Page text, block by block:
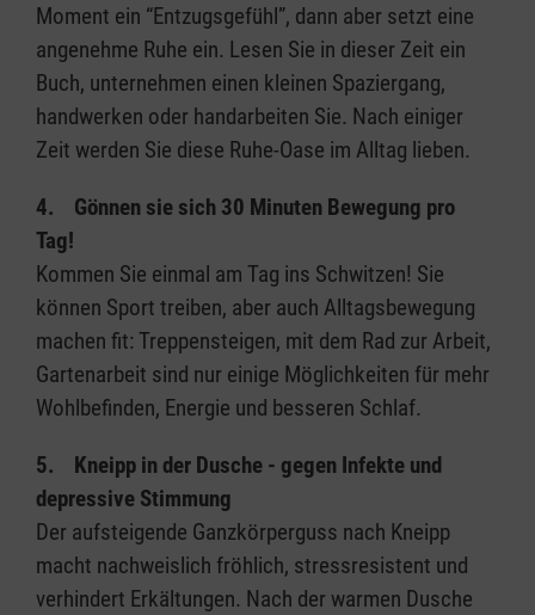
Moment ein “Entzugsgefühl”, dann aber setzt eine
angenehme Ruhe ein. Lesen Sie in dieser Zeit ein
Buch, unternehmen einen kleinen Spaziergang,
handwerken oder handarbeiten Sie. Nach einiger
Zeit werden Sie diese Ruhe-Oase im Alltag lieben.
4. Gönnen sie sich 30 Minuten Bewegung pro
Tag!
Kommen Sie einmal am Tag ins Schwitzen! Sie
können Sport treiben, aber auch Alltagsbewegung
machen fit: Treppensteigen, mit dem Rad zur Arbeit,
Gartenarbeit sind nur einige Möglichkeiten für mehr
Wohlbefinden, Energie und besseren Schlaf.
5. Kneipp in der Dusche - gegen Infekte und
depressive Stimmung
Der aufsteigende Ganzkörperguss nach Kneipp
macht nachweislich fröhlich, stressresistent und
verhindert Erkältungen. Nach der warmen Dusche